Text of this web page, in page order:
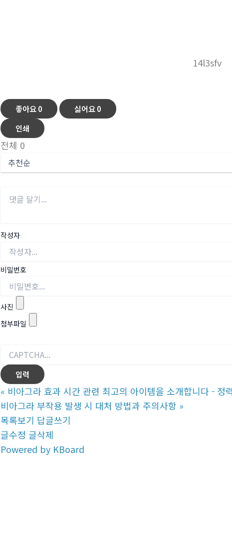
14l3sfv
좋아요0 싫어요0
인쇄
전체 0
작성자
비밀번호
사진
첨부파일
« 비아그라 효과 시간 관련 최고의 아이템을 소개합니다 - 정
비아그라 부작용 발생 시 대처 방법과 주의사항 »
목록보기 답글쓰기
글수정 글삭제
Powered by KBoard